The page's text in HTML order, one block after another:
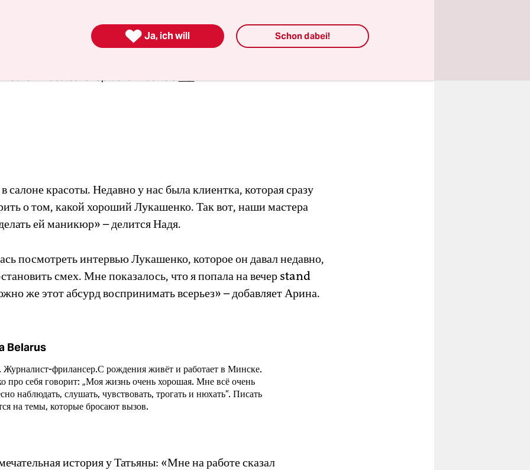
салоне красоты. Недавно у нас была клиентка, которая сразу
о том, какой хороший Лукашенко. Так вот, наши мастера
ей маникюр» – делится Надя.
посмотреть интервью Лукашенко, которое он давал недавно,
смех. Мне показалось, что я попала на вечер stand
же этот абсурд воспринимать всерьез» – добавляет Арина.
Belarus
Журналист-фрилансер.С рождения живёт и работает в Минске.
про себя говорит: „Моя жизнь очень хорошая. Мне всё очень
наблюдать, слушать, чувствовать, трогать и нюхать“. Писать
на темы, которые бросают вызов.
история у Татьяны: «Мне на работе сказал
 Ja, ich will Schon dabei!